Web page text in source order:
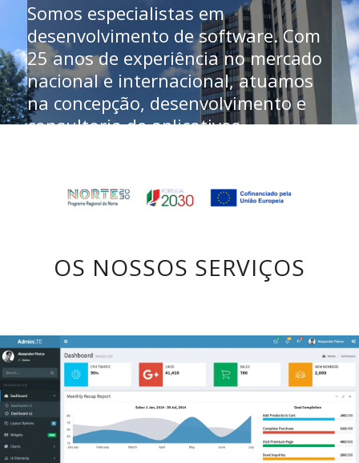
Somos especialistas em
desenvolvimento de software. Com
25 anos de experiência no mercado
nacional e internacional, atuamos
na concepção, desenvolvimento e
consultoria de aplicativos,
apoiar a inovação, a transformação
digital de empresas, e auxiliar
e sustentação de seus produtos e
serviços digitais.
OS NOSSOS SERVIÇOS